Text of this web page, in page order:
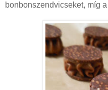
bonbonszendvicseket, míg